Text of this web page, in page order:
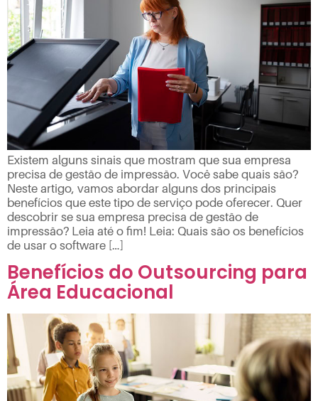
Existem alguns sinais que mostram que sua empresa
precisa de gestão de impressão. Você sabe quais são?
Neste artigo, vamos abordar alguns dos principais
benefícios que este tipo de serviço pode oferecer. Quer
descobrir se sua empresa precisa de gestão de
impressão? Leia até o fim! Leia: Quais são os benefícios
de usar o software […]
Benefícios do Outsourcing para
Área Educacional